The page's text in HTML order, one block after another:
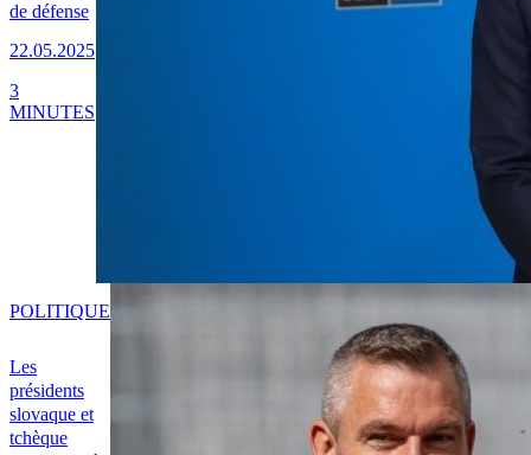
de défense
22.05.2025
3
MINUTES
Les
présidents
slovaque et
tchèque
POLITIQUE